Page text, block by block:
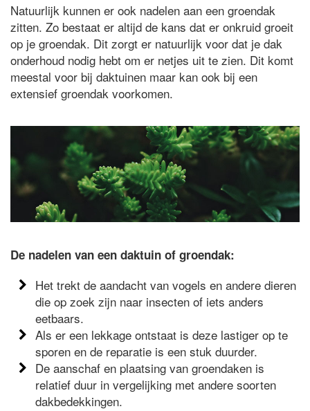
Natuurlijk kunnen er ook nadelen aan een groendak
zitten. Zo bestaat er altijd de kans dat er onkruid groeit
op je groendak. Dit zorgt er natuurlijk voor dat je dak
onderhoud nodig hebt om er netjes uit te zien. Dit komt
meestal voor bij daktuinen maar kan ook bij een
extensief groendak voorkomen.
De nadelen van een daktuin of groendak:
Het trekt de aandacht van vogels en andere dieren
die op zoek zijn naar insecten of iets anders
eetbaars.
Als er een lekkage ontstaat is deze lastiger op te
sporen en de reparatie is een stuk duurder.
De aanschaf en plaatsing van groendaken is
relatief duur in vergelijking met andere soorten
dakbedekkingen.